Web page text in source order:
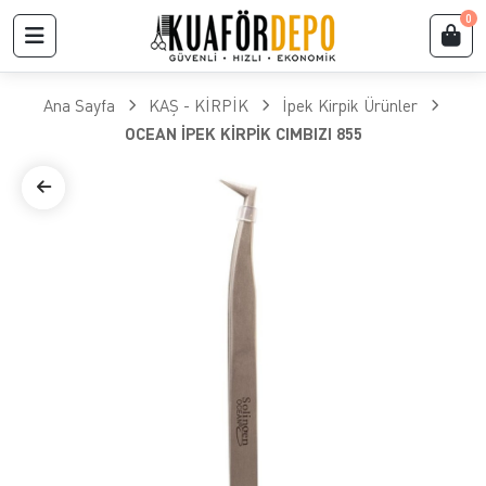
0
Ana Sayfa KAŞ - KİRPİK
İpek Kirpik Ürünler
OCEAN İPEK KİRPİK CIMBIZI 855